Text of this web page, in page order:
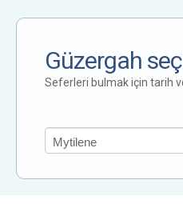
Güzergah
Seferleri bulmak için tarih